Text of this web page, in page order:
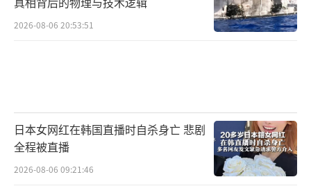
2026-08-06 20:53:51
日本女网红在韩国直播时自杀身亡 悲剧
全程被直播
2026-08-06 09:21:46